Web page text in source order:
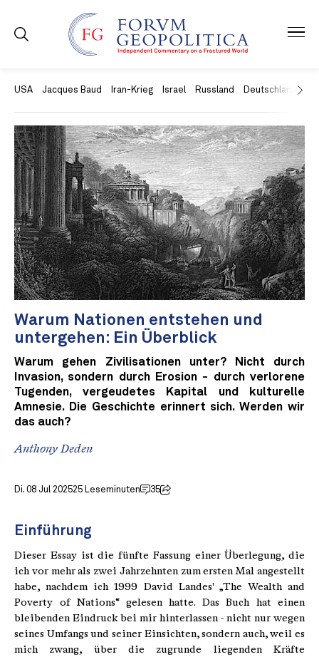
USA Jacques Baud Iran-Krieg Israel Russland Deutschland
Warum Nationen entstehen und
untergehen: Ein Überblick
Warum gehen Zivilisationen unter? Nicht durch
Invasion, sondern durch Erosion - durch verlorene
Tugenden, vergeudetes Kapital und kulturelle
Amnesie. Die Geschichte erinnert sich. Werden wir
das auch?
Anthony Deden
Di. 08 Jul 202525 Leseminuten 35
Einführung
Dieser Essay ist die fünfte Fassung einer Überlegung, die
ich vor mehr als zwei Jahrzehnten zum ersten Mal angestellt
habe, nachdem ich 1999 David Landes' „The Wealth and
Poverty of Nations“ gelesen hatte. Das Buch hat einen
bleibenden Eindruck bei mir hinterlassen - nicht nur wegen
seines Umfangs und seiner Einsichten, sondern auch, weil es
mich zwang, über die zugrunde liegenden Kräfte